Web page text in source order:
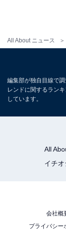
All About ニュース
編集部が独自目線で
レンドに関するラン
しています。
All
イチオ
会社概
プライバシー